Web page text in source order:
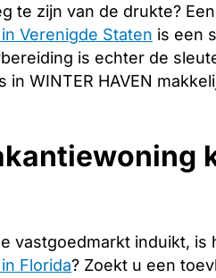
te zijn van de drukte?
Verenigde Staten is een
is echter de
in WINTER HAVEN
vastgoedmarkt induikt,
Florida? Zoekt u een